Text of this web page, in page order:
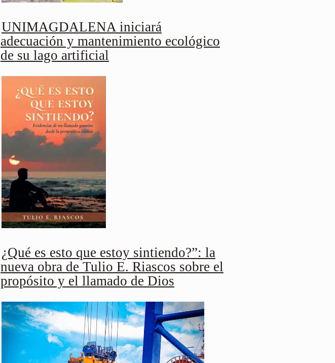
UNIMAGDALENA iniciará
adecuación y mantenimiento ecológico
de su lago artificial
¿Qué es esto que estoy sintiendo?”: la
nueva obra de Tulio E. Riascos sobre el
propósito y el llamado de Dios